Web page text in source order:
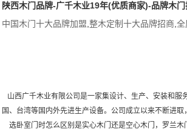
陕西木门品牌-广千木业19年(优质商家)-品牌木门
中国木门十大品牌加盟 整木定制十大品牌招商 全
山西广千木业有限公司是一家集设计、生产、安装和服
国、台湾等国内外先进生产设备。公司成立以来不断进
选卧室门时怎么区别是实心木门还是空心木门，罗兰